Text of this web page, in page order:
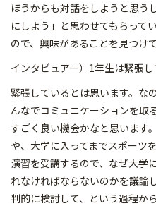
ほうからも対話をしようと思う
にしよう」と思わせてもらって
ので、興味があることを見つけ
インタビュアー）1年生は緊張し
緊張しているとは思います。な
んなでコミュニケーションを取
すごく良い機会かなと思います
や、大学に入ってまでスポーツ
演習を受講するので、なぜ大学
れなければならないのかを議論
判的に検討して、という過程か